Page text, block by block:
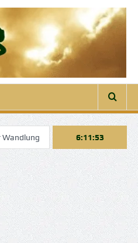
Engelbotschaft heute 22.
6:11:53